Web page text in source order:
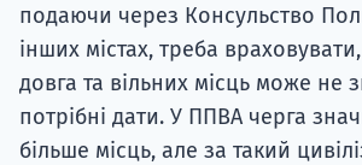
подаючи через Консульство
інших містах, треба
довга та вільних місць може не
потрібні дати. У ППВА черга
більше місць, але за такий